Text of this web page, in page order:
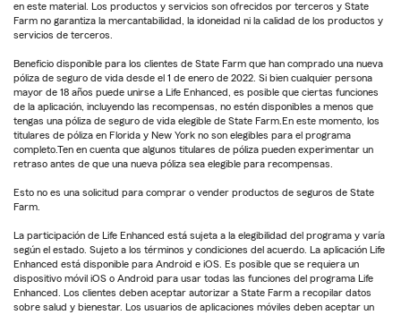
en este material. Los productos y servicios son ofrecidos por terceros y State
Farm no garantiza la mercantabilidad, la idoneidad ni la calidad de los productos y
servicios de terceros.
Beneficio disponible para los clientes de State Farm que han comprado una nueva
póliza de seguro de vida desde el 1 de enero de 2022. Si bien cualquier persona
mayor de 18 años puede unirse a Life Enhanced, es posible que ciertas funciones
de la aplicación, incluyendo las recompensas, no estén disponibles a menos que
tengas una póliza de seguro de vida elegible de State Farm.En este momento, los
titulares de póliza en Florida y New York no son elegibles para el programa
completo.Ten en cuenta que algunos titulares de póliza pueden experimentar un
retraso antes de que una nueva póliza sea elegible para recompensas.
Esto no es una solicitud para comprar o vender productos de seguros de State
Farm.
La participación de Life Enhanced está sujeta a la elegibilidad del programa y varía
según el estado. Sujeto a los términos y condiciones del acuerdo. La aplicación Life
Enhanced está disponible para Android e iOS. Es posible que se requiera un
dispositivo móvil iOS o Android para usar todas las funciones del programa Life
Enhanced. Los clientes deben aceptar autorizar a State Farm a recopilar datos
sobre salud y bienestar. Los usuarios de aplicaciones móviles deben aceptar un